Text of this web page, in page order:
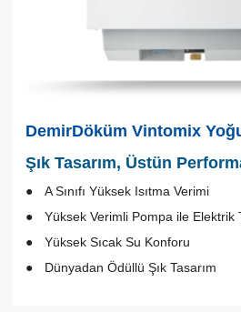
DemirDöküm Vintomix
Şık Tasarım, Üstün
A Sınıfı Yüksek Isıtma Verimi
Yüksek Verimli Pompa ile Elektrik
Yüksek Sıcak Su Konforu
Dünyadan Ödüllü Şık Tasarım